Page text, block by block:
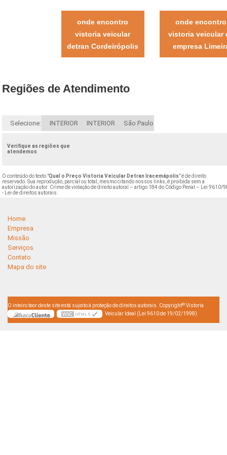
onde encontro
vistoria veicular
detran Cordeirópolis
onde encontro
vistoria veicular
empresa
Regiões de Atendimento
Selecione: INTERIOR INTERIOR São Paulo
Verifique as regiões que
atendemos
O conteúdo do texto "Qual o Preço Vistoria Veicular Detran Iracemápolis" é de direito
reservado. Sua reprodução, parcial ou total, mesmo citando nossos links, é proibida sem a
autorização do autor. Crime de violação de direito autoral – artigo 184 do Código Penal –
Lei 9610/
- Lei de direitos autorais
Home
Empresa
Missão
Serviços
Contato
Mapa do site
O inteiro teor deste site está sujeito à proteção de direitos autorais. Copyright© Vistoria
Veicular Ideal (Lei 9610 de 19/02/1998)